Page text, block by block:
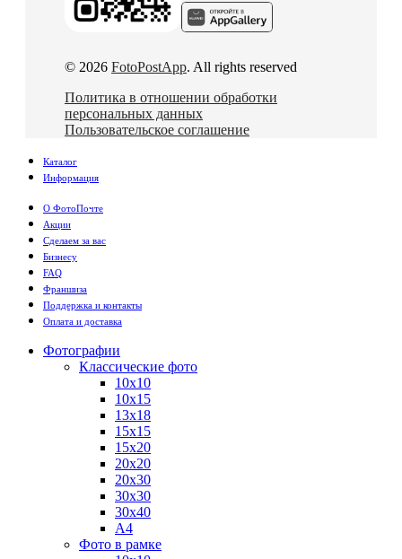
© 2026 FotoPostApp. All rights reserved
Политика в отношении обработки
персональных данных
Пользовательское соглашение
Каталог
Информация
О ФотоПочте
Акции
Сделаем за вас
Бизнесу
FAQ
Франшиза
Поддержка и контакты
Оплата и доставка
Фотографии
Классические фото
10х10
10х15
13х18
15х15
15х20
20х20
20х30
30х30
30х40
А4
Фото в рамке